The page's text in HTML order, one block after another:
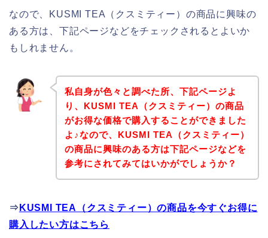
なので、KUSMI TEA（クスミティー）の商品に興味の
ある方は、下記ページなどをチェックされるとよいか
もしれません。
私自身が色々と調べた所、下記ページよ
り、KUSMI TEA（クスミティー）の商品
がお得な価格で購入することができました
よ♪なので、KUSMI TEA（クスミティー）
の商品に興味のある方は下記ページなどを
参考にされてみてはいかがでしょうか？
⇒ KUSMI TEA（クスミティー）の商品を今すぐお得に
購入したい方はこちら